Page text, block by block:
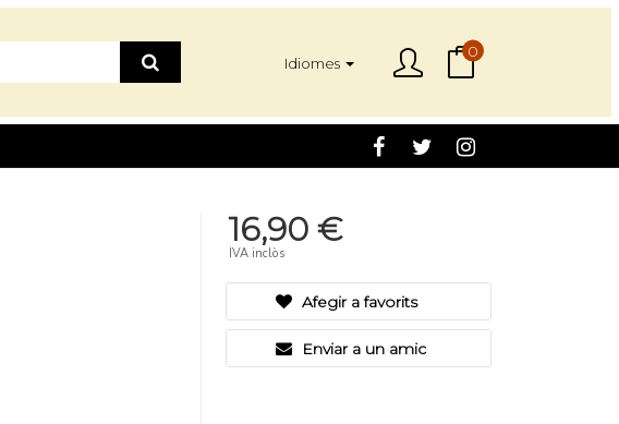
Idiomes
0
16,90 €
IVA inclòs
Afegir a favorits
Enviar a un amic